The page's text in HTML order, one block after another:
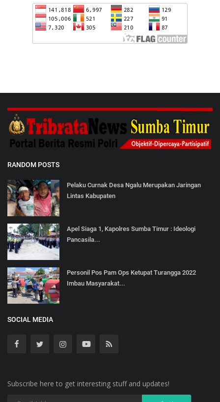
RANDOM POSTS
Pelaku Curnak Desa Ngalu Merupakan Jaringan
Lintas Kabupaten
Apel Siaga 1, Kapolres Sumba Timur : Ideologi
Pancasila...
Personil Pos Pam Ops Ketupat Turangga 2022
Imbau Masyarakat...
SOCIAL MEDIA
Subscribe here to get interesting stuff and updates!